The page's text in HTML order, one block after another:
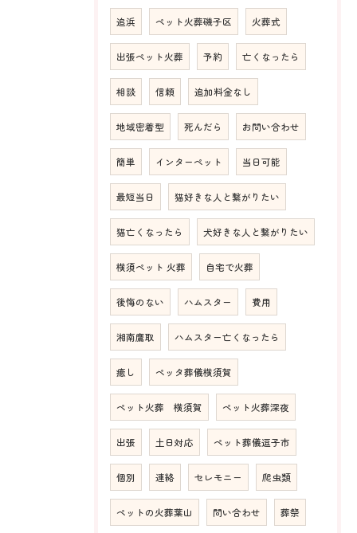
追浜 ペット火葬磯子区 火葬式
出張ペット火葬 予約 亡くなったら
相談 信頼 追加料金なし
地域密着型 死んだら お問い合わせ
簡単 インターペット 当日可能
最短当日 猫好きな人と繋がりたい
猫亡くなったら 犬好きな人と繋がりたい
横須ペット 火葬 自宅で火葬
後悔のない ハムスター 費用
湘南鷹取 ハムスター亡くなったら
癒し ペッタ葬儀横須賀
ペット火葬 横須賀 ペット火葬深夜
出張 土日対応 ペット葬儀逗子市
個別 連絡 セレモニー 爬虫類
ペットの火葬葉山 問い合わせ 葬祭